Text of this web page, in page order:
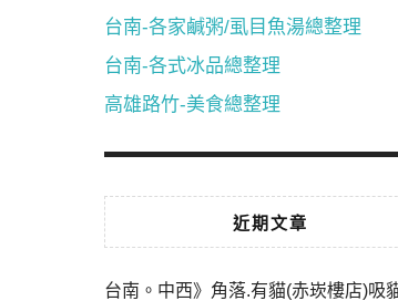
台南-各家鹹粥/虱目魚湯總整理
台南-各式冰品總整理
高雄路竹-美食總整理
近期文章
台南。中西》角落.有貓(赤崁樓店)吸